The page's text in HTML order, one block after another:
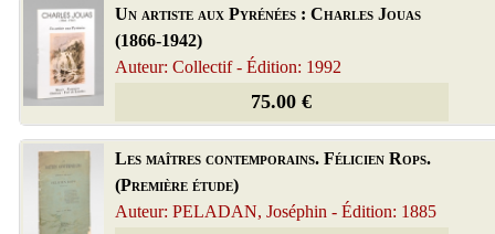
Un artiste aux Pyrénées : Charles Jouas
(1866-1942)
Auteur: Collectif - Édition: 1992
75.00 €
Les maîtres contemporains. Félicien Rops.
(Première étude)
Auteur: PELADAN, Joséphin - Édition: 1885